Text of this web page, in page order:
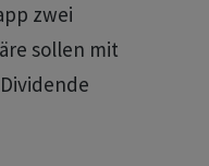
zwei
sollen mit